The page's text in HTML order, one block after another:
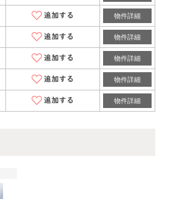
物件詳細
物件詳細
物件詳細
物件詳細
物件詳細